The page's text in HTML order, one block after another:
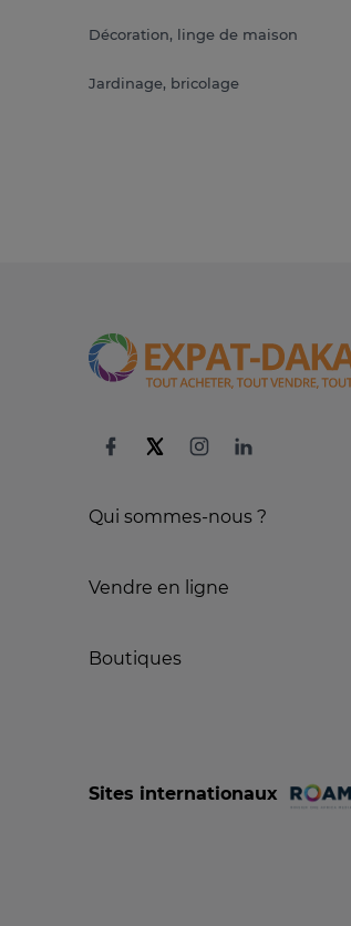
Décoration, linge de maison
Jardinage, bricolage
Qui sommes-nous ?
Vendre en ligne
Boutiques
Sites internationaux